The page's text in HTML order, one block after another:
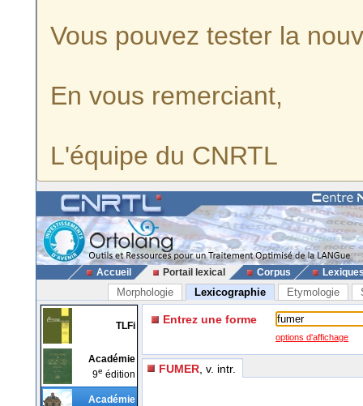
Vous pouvez tester la
En vous remerciant,
L'équipe du CNRTL
Accueil Portail lexical Corpus
Morphologie Lexicographie Etymologie
TLFi
Académie
9e édition
Académie
Entrez une forme
options d'affichage
FUMER , v. intr.